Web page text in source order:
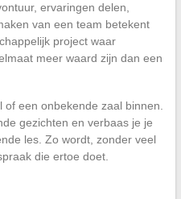
ervaringen delen,
van een team betekent
project waar
meer waard zijn dan een
een onbekende zaal binnen.
gezichten en verbaas je je
les. Zo wordt, zonder veel
die ertoe doet.